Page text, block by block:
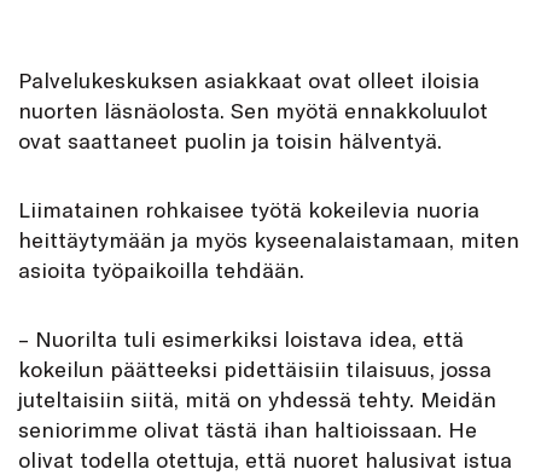
Palvelukeskuksen asiakkaat ovat olleet iloisia
nuorten läsnäolosta. Sen myötä ennakkoluulot
ovat saattaneet puolin ja toisin hälventyä.
Liimatainen rohkaisee työtä kokeilevia nuoria
heittäytymään ja myös kyseenalaistamaan, miten
asioita työpaikoilla tehdään.
– Nuorilta tuli esimerkiksi loistava idea, että
kokeilun päätteeksi pidettäisiin tilaisuus, jossa
juteltaisiin siitä, mitä on yhdessä tehty. Meidän
seniorimme olivat tästä ihan haltioissaan. He
olivat todella otettuja, että nuoret halusivat istua